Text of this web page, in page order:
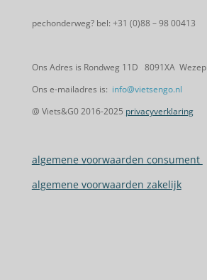
pechonderweg? bel: +31 (0)88 – 98 00413
Ons Adres is Rondweg 11D 8091XA Wezep
Ons e-mailadres is: info@vietsengo.nl
@ Viets&G0 2016-2025 privacyverklaring
algemene voorwaarden consument
algemene voorwaarden zakelijk